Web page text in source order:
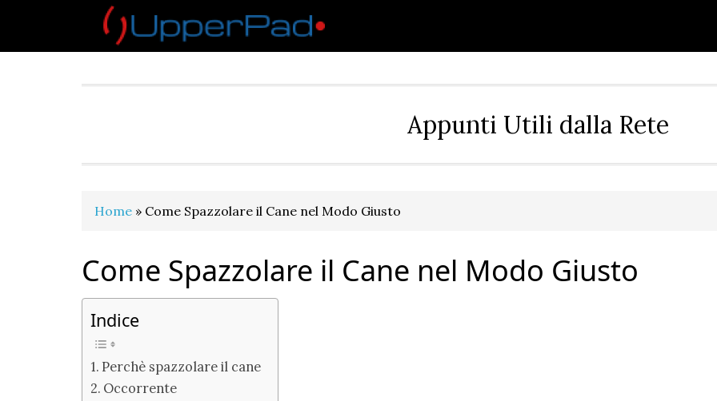
Appunti Utili dalla Rete
Home » Come Spazzolare il Cane nel Modo Giusto
Come Spazzolare il Cane nel Modo Giusto
Indice
Perchè spazzolare il cane
Occorrente